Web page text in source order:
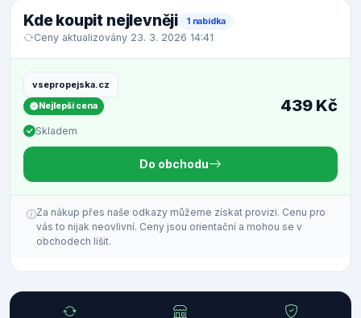
Kde koupit nejlevněji 1 nabídka
Ceny aktualizovány 23. 3. 2026 14:41
vsepropejska.cz
Nejlepší cena
Skladem
439 Kč
Do obchodu
Za nákup přes naše odkazy můžeme získat provizi. Cenu pro
vás to nijak neovlivní. Ceny jsou orientační a mohou se v
obchodech lišit.